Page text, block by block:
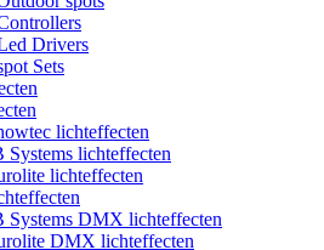
Drivers
Sets
lichteffecten
Systems lichteffecten
lichteffecten
Systems DMX lichteffecten
DMX lichteffecten